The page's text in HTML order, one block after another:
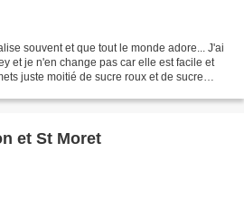
souvent et que tout le monde adore... J'ai
et je n'en change pas car elle est facile et
juste moitié de sucre roux et de sucre
et St Moret